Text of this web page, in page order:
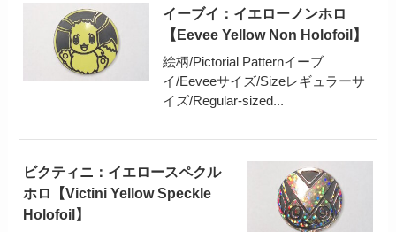
イーブイ：イエローノンホロ
【Eevee Yellow Non Holofoil】
絵柄/Pictorial Patternイーブ
イ/Eeveeサイズ/Sizeレギュラーサ
イズ/Regular-sized...
ビクティニ：イエロースペクル
ホロ【Victini Yellow Speckle
Holofoil】